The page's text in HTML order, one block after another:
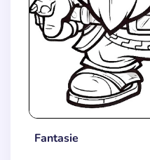
Fantasie